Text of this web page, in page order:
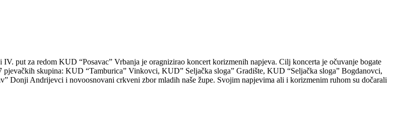
put za redom KUD “Posavac” Vrbanja je oragnizirao koncert korizmenih napjeva. Cilj koncerta je očuvanje bogate
skupina: KUD “Tamburica” Vinkovci, KUD” Seljačka sloga” Gradište, KUD “Seljačka sloga” Bogdanovci,
Donji Andrijevci i novoosnovani crkveni zbor mladih naše župe. Svojim napjevima ali i korizmenim ruhom su dočarali